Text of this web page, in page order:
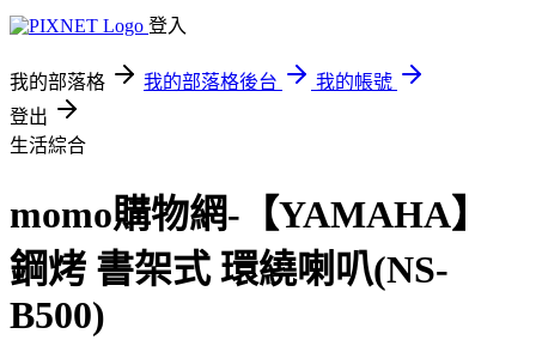
登入
我的部落格 我的部落格後台
我的帳號
登出
生活綜合
momo購物網-【YAMAHA】
鋼烤 書架式 環繞喇叭(NS-
B500)